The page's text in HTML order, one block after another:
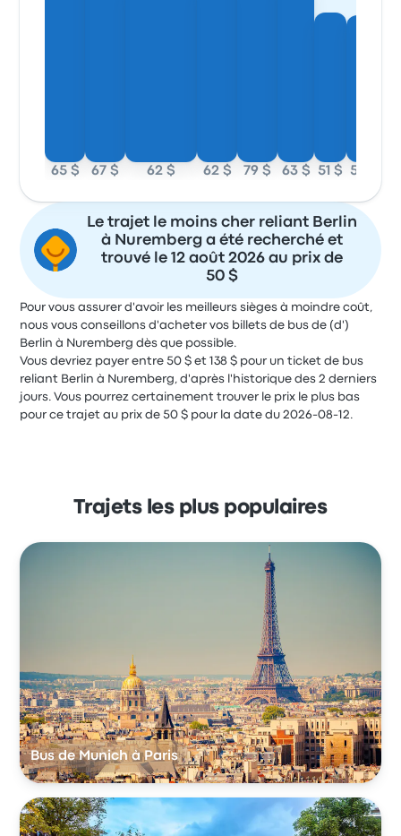
65 $ 67 $ 62 $ 62 $ 79 $ 63 $ 51 $ 50 $
Le trajet le moins cher reliant Berlin
à Nuremberg a été recherché et
trouvé le 12 août 2026 au prix de
50 $
Pour vous assurer d'avoir les meilleurs sièges à moindre coût,
nous vous conseillons d'acheter vos billets de bus de (d')
Berlin à Nuremberg dès que possible.
Vous devriez payer entre 50 $ et 138 $ pour un ticket de bus
reliant Berlin à Nuremberg, d'après l'historique des 2 derniers
jours. Vous pourrez certainement trouver le prix le plus bas
pour ce trajet au prix de 50 $ pour la date du 2026-08-12.
Trajets les plus populaires
Bus de Munich à Paris